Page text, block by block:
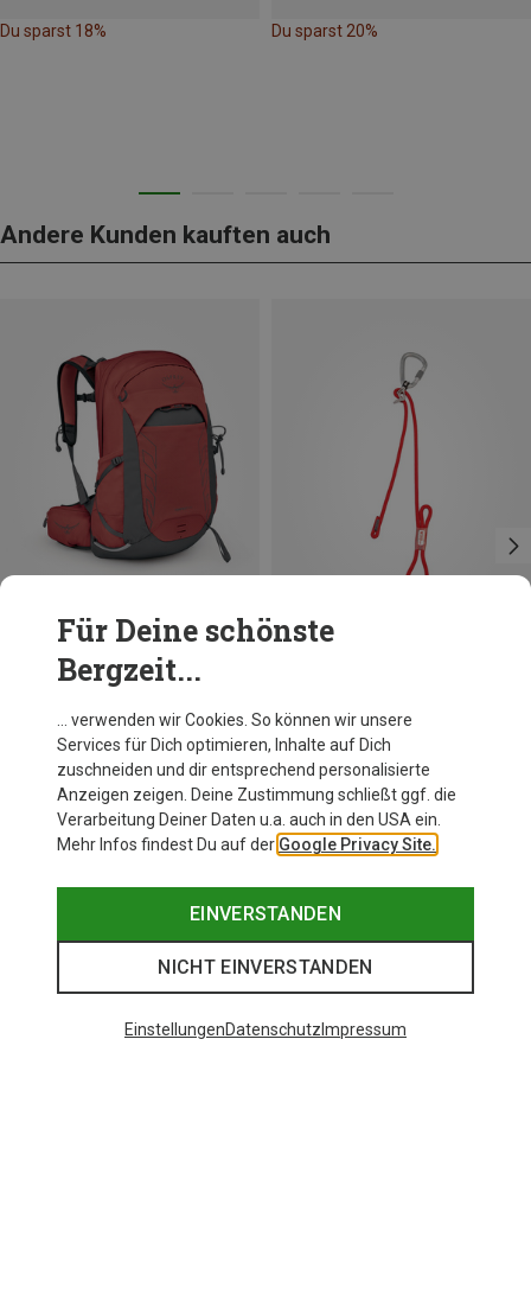
Du sparst 18% Du sparst 20%
Andere Kunden kauften auch
Du sparst 15%
Rock Empire
Pip Guide Standplatzschlinge
47,95 €
Für Deine schönste
Bergzeit...
… verwenden wir Cookies. So können wir unsere
Services für Dich optimieren, Inhalte auf Dich
zuschneiden und dir entsprechend personalisierte
Anzeigen zeigen. Deine Zustimmung schließt ggf. die
Verarbeitung Deiner Daten u.a. auch in den USA ein.
Mehr Infos findest Du auf der Google Privacy Site.
EINVERSTANDEN
NICHT EINVERSTANDEN
EinstellungenDatenschutz Impressum